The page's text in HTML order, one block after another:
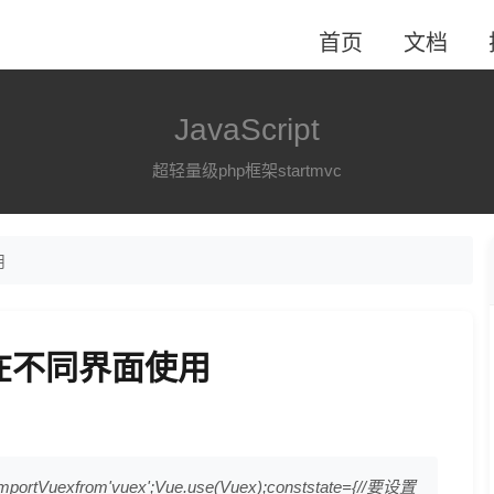
首页 文档
JavaScript
超轻量级php框架startmvc
同界面使用
要设置